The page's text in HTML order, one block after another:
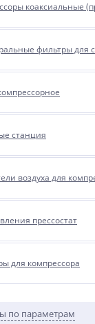
коаксиальные
фильтры для
станция
воздуха для
прессостат
для компрессора
по параметрам